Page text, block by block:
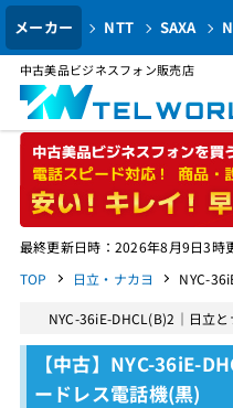
メーカー NTT SAXA
中古美品ビジネスフォン販売店
最終更新日時：2026年8月9日3時
TOP
日立・ナカヨ NYC-
NYC-36iE-DHCL(B)2｜日立
【中古】NYC-36iE-
ードレス電話機(黒)